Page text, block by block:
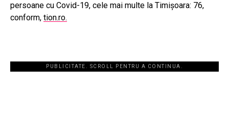
persoane cu Covid-19, cele mai multe la Timișoara: 76,
conform, tion.ro.
PUBLICITATE. SCROLL PENTRU A CONTINUA.